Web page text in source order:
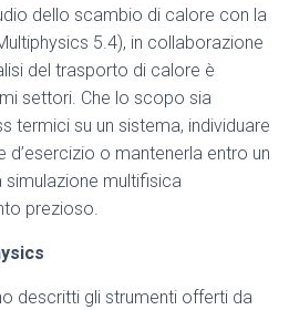
dello scambio di calore con la
5.4), in collaborazione
del trasporto di calore è
settori. Che lo scopo sia
termici su un sistema, individuare
o mantenerla entro un
simulazione multifisica
prezioso.
descritti gli strumenti offerti da